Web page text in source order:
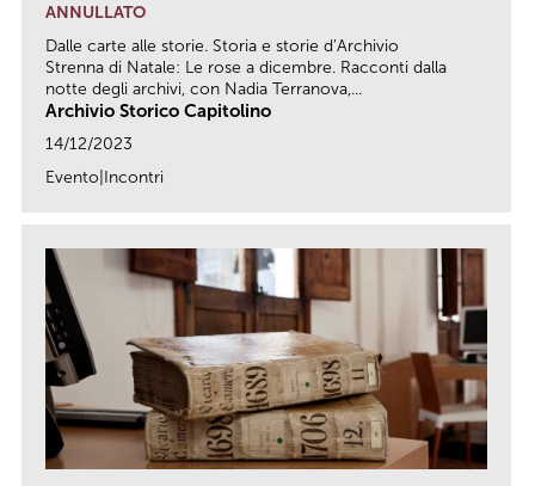
ANNULLATO
Dalle carte alle storie. Storia e storie d’Archivio
Strenna di Natale: Le rose a dicembre. Racconti dalla
notte degli archivi, con Nadia Terranova,...
Archivio Storico Capitolino
14/12/2023
Evento|Incontri